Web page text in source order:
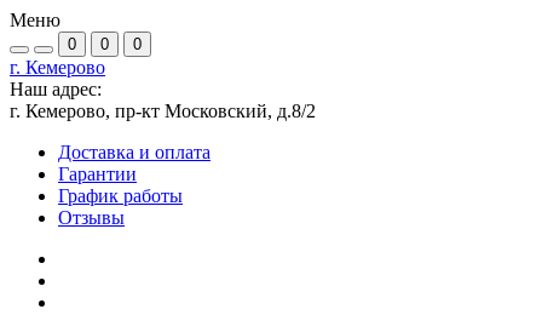
Меню
0 0 0
г. Кемерово
Наш адрес:
г. Кемерово, пр-кт Московский, д.8/2
Доставка и оплата
Гарантии
График работы
Отзывы